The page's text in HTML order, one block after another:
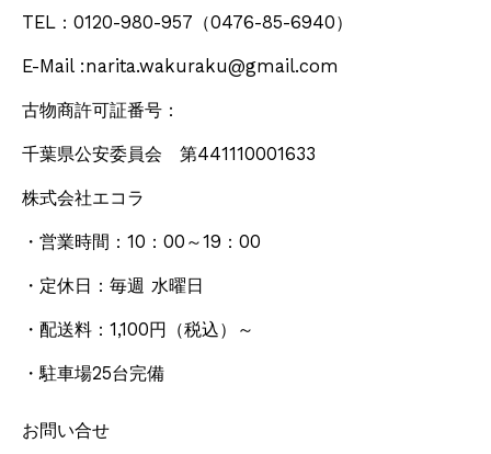
TEL：0120-980-957 （0476-85-6940）
E-Mail :narita.wakuraku@gmail.com
古物商許可証番号：
千葉県公安委員会 第441110001633
株式会社エコラ
・営業時間：10：00～19：00
・定休日：毎週 水曜日
・配送料：1,100円 （税込） ～
・駐車場25台完備
お問い合せ